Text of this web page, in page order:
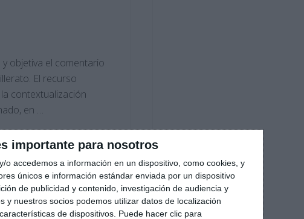
importante para nosotros
o accedemos a información en un dispositivo, como cookies, y
únicos e información estándar enviada por un dispositivo
de publicidad y contenido, investigación de audiencia y
y nuestros socios podemos utilizar datos de localización
de dispositivos. Puede hacer clic para
objetiva el comentario
El recurso
contextualización
en …
latino,comprensión
, enseñanza del latín,
,latín ESO,lengua
,vocabulario latino